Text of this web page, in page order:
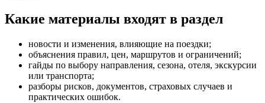
Какие материалы входят в раздел
новости и изменения, влияющие на поездки;
объяснения правил, цен, маршрутов и ограничений;
гайды по выбору направления, сезона, отеля, экскурсии
или транспорта;
разборы рисков, документов, страховых случаев и
практических ошибок.